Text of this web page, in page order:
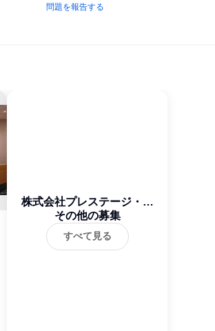
問題を報告する
株式会社プレステージ・イ
ンターナショナル
その他の募集
すべて見る